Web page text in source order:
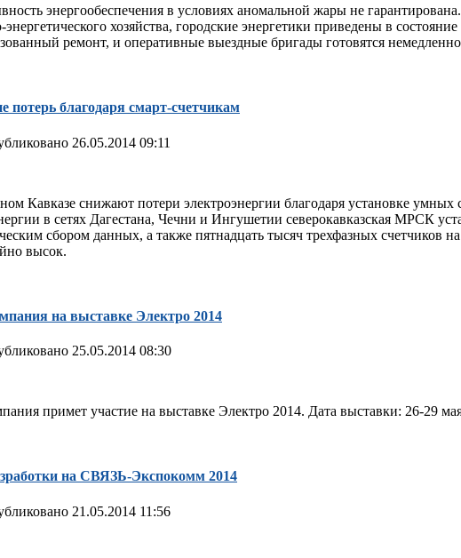
энергообеспечения в условиях аномальной жары не
энергетического хозяйства, городские энергетики приведены в
ремонт, и оперативные выездные бригады готовятся
потерь благодаря смарт-счетчикам
26.05.2014 09:11
Кавказе снижают потери электроэнергии благодаря установке
в сетях Дагестана, Чечни и Ингушетии северокавказская МРСК
сбором данных, а также пятнадцать тысяч трехфазных
высок.
на выставке Электро 2014
25.05.2014 08:30
примет участие на выставке Электро 2014. Дата выставки: 26-29
на СВЯЗЬ-Экспокомм 2014
21.05.2014 11:56